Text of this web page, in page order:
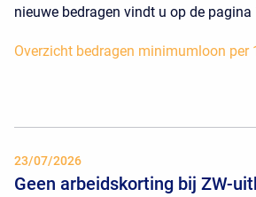
nieuwe bedragen vindt u op de pagina
Overzicht bedragen minimumloon per
23/07/2026
Geen arbeidskorting bij ZW-